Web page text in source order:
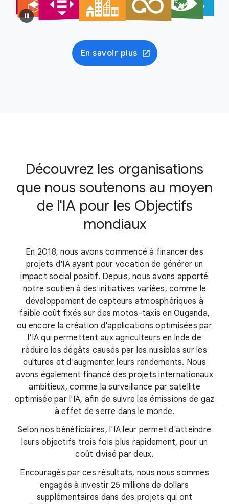
En savoir plus
Découvrez les organisations
que nous soutenons au moyen
de l'IA pour les Objectifs
mondiaux
En 2018, nous avons commencé à financer des
projets d'IA ayant pour vocation de générer un
impact social positif. Depuis, nous avons apporté
notre soutien à des initiatives variées, comme le
développement de capteurs atmosphériques à
faible coût fixés sur des motos-taxis en Ouganda,
ou encore la création d'applications optimisées par
l'IA qui permettent aux agriculteurs en Inde de
réduire les dégâts causés par les nuisibles sur les
cultures et d'augmenter leurs rendements. Nous
avons également financé des projets internationaux
ambitieux, comme la surveillance par satellite
optimisée par l'IA, afin de suivre les émissions de gaz
à effet de serre dans le monde.
Selon nos bénéficiaires, l'IA leur permet d'atteindre
leurs objectifs trois fois plus rapidement, pour un
coût divisé par deux.
Encouragés par ces résultats, nous nous sommes
engagés à investir 25 millions de dollars
supplémentaires dans des projets qui ont